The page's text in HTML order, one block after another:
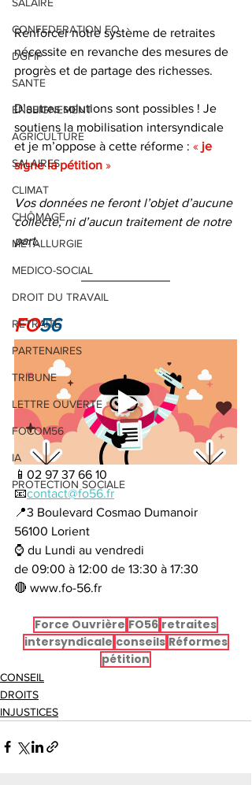
CONFEDERATION FO
DGFIP
SANTE
ENSEIGNEMENT
AGRICULTURE
SALAIRES
CLIMAT
CHÔMAGE
METALLURGIE
MEDICO-SOCIAL
DROIT DU TRAVAIL
RETRAITE
PARTENAIRES
TRIBUNE
LETTRE OUVERTE
FOCOM56
IA
PROTECTION SOCIALE
Renforcer notre système de retraites
nécessite en revanche des mesures de
progrès et de partage des richesses.
D’autres solutions sont possibles ! Je
soutiens la mobilisation intersyndicale
et je m’oppose à cette réforme : « je
signe la pétition »
Vos données ne feront l’objet d’aucune
collecte, ni d’aucun traitement de notre
part.
FO56
📱02 97 37 66 10
📧contact@fo56.fr
📍3 Boulevard Cosmao Dumanoir
56100 Lorient
⌚ du Lundi au vendredi
de 09:00 à 12:00 de 13:30 à 17:30
🔴 www.fo-56.fr
Force Ouvrière FO56 retraites
intersyndicale conseils Réformes
pétition
CONSEIL
DROITS
INJUSTICES